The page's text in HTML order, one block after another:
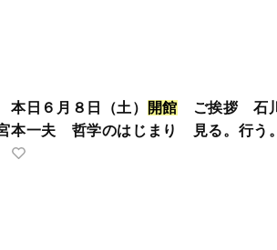
日６月８日（土） 開館 ご挨拶 石川
本一夫 哲学のはじまり 見る。行う。